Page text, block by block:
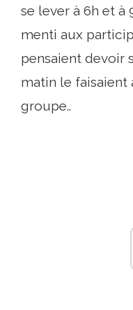
se lever à 6h et à
menti aux
pensaient devoir
matin le faisaient
groupe..